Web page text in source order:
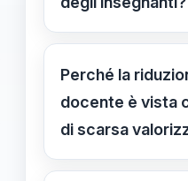
Può determinare
investimenti in
metodologie
negativamente
Perché la
docente è vista
di scarsa
Perché